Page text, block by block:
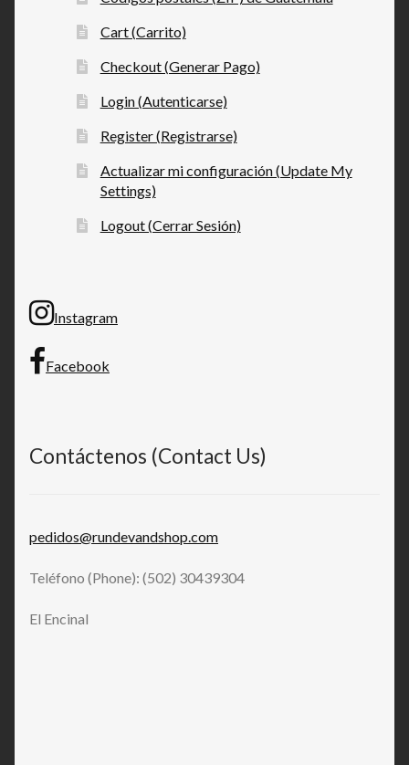
Cart (Carrito)
Checkout (Generar Pago)
Login (Autenticarse)
Register (Registrarse)
Actualizar mi configuración (Update My
Settings)
Logout (Cerrar Sesión)
Instagram
Facebook
Contáctenos (Contact Us)
pedidos@rundevandshop.com
Teléfono (Phone): (502) 30439304
El Encinal